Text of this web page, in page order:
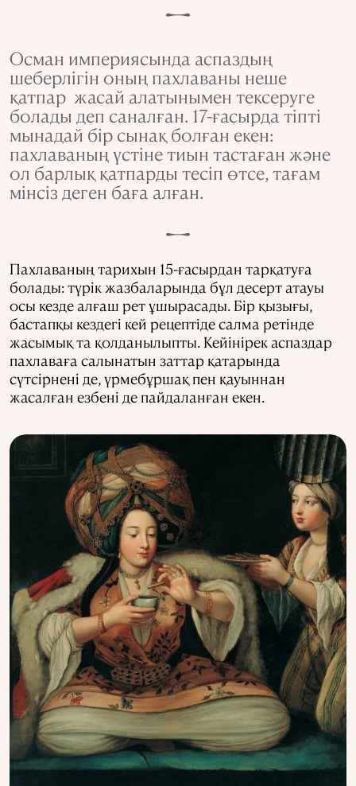
Осман империясында аспаздың
шеберлігін оның пахлаваны неше
қатпар жасай алатынымен тексеруге
болады деп саналған. 17-ғасырда тіпті
мынадай бір сынақ болған екен:
пахлаваның үстіне тиын тастаған және
ол барлық қатпарды тесіп өтсе, тағам
мінсіз деген баға алған.
Пахлаваның тарихын 15-ғасырдан тарқатуға
болады: түрік жазбаларында бұл десерт атауы
осы кезде алғаш рет ұшырасады. Бір қызығы,
бастапқы кездегі кей рецептіде салма ретінде
жасымық та қолданылыпты. Кейінірек аспаздар
пахлаваға салынатын заттар қатарында
сүтсірнені де, үрмебұршақ пен қауыннан
жасалған езбені де пайдаланған екен.